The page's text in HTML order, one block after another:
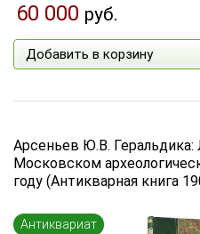
60 000 руб.
Добавить в корзину
Арсеньев Ю.В.
Московском
году (Антикварная книга
Антиквариат